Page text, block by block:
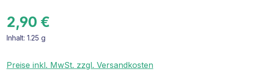
2,90 €
Inhalt: 1.25 g
Preise inkl. MwSt. zzgl. Versandkosten